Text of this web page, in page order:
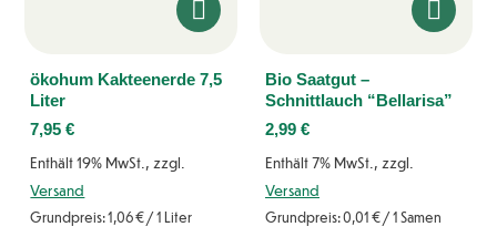
ökohum Kakteenerde 7,5
Liter
7,95€
Enthält 19% MwSt., zzgl.
Versand
Grundpreis:1,06€/ 1 Liter
Bio Saatgut –
Schnittlauch “Bellarisa”
2,99 €
Enthält 7% MwSt., zzgl.
Versand
Grundpreis:0,01€/ 1 Samen